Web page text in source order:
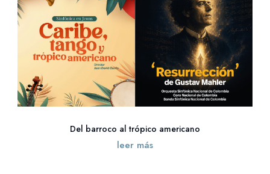
Del barroco al trópico americano
leer más